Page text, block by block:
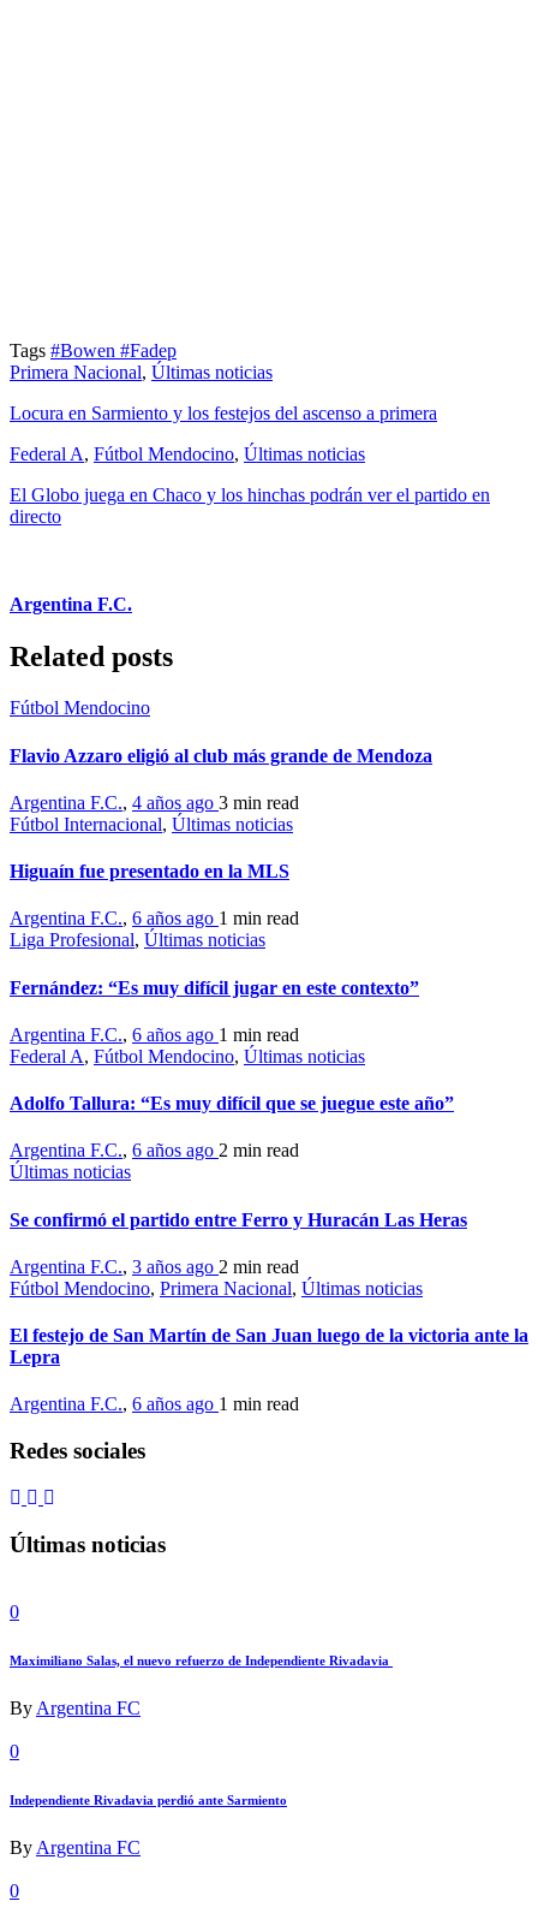
Tags #Bowen #Fadep
Primera Nacional, Últimas noticias
Locura en Sarmiento y los festejos del ascenso a primera
Federal A, Fútbol Mendocino, Últimas noticias
El Globo juega en Chaco y los hinchas podrán ver el partido en
directo
Argentina F.C.
Related posts
Fútbol Mendocino
Flavio Azzaro eligió al club más grande de Mendoza
Argentina F.C., 4 años ago 3 min read
Fútbol Internacional, Últimas noticias
Higuaín fue presentado en la MLS
Argentina F.C., 6 años ago 1 min read
Liga Profesional, Últimas noticias
Fernández: “Es muy difícil jugar en este contexto”
Argentina F.C., 6 años ago 1 min read
Federal A, Fútbol Mendocino, Últimas noticias
Adolfo Tallura: “Es muy difícil que se juegue este año”
Argentina F.C., 6 años ago 2 min read
Últimas noticias
Se confirmó el partido entre Ferro y Huracán Las Heras
Argentina F.C., 3 años ago 2 min read
Fútbol Mendocino, Primera Nacional, Últimas noticias
El festejo de San Martín de San Juan luego de la victoria ante la
Lepra
Argentina F.C., 6 años ago 1 min read
Redes sociales
Últimas noticias
0
Maximiliano Salas, el nuevo refuerzo de Independiente Rivadavia
By Argentina FC
0
Independiente Rivadavia perdió ante Sarmiento
By Argentina FC
0